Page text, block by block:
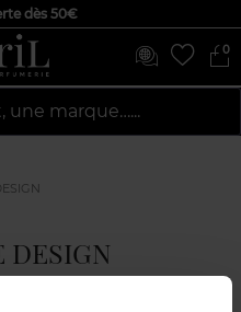
dès 50€
0
une marque…...
DESIGN